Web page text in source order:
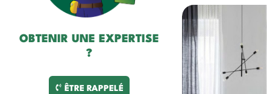
OBTENIR UNE EXPERTISE
?
ÊTRE RAPPELÉ